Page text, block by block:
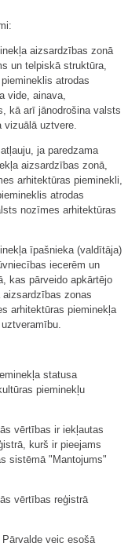
aizsardzības zonā
un telpiskā struktūra,
atrodas
vide, ainava,
kā arī jānodrošina valsts
vizuālā uztvere.
ja paredzama
aizsardzības zonā,
arhitektūras pieminekli,
atrodas
nozīmes arhitektūras
īpašnieka (valdītāja)
iecerēm un
kas pārveido apkārtējo
zonas
arhitektūras pieminekļa
statusa
pieminekļu
vērtības ir iekļautas
kurš ir pieejams
sistēmā "Mantojums"
vērtības reģistrā
veic esošā